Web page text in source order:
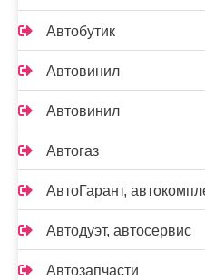
Автобутик
Автовинил
Автовинил
Автогаз
АвтоГарант,
Автодуэт, автосервис
Автозапчасти